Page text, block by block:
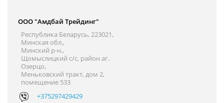
ООО "Амдбай Трейдинг"
Республика Беларусь, 223021,
Минская обл.,
Минский р-н.,
Щомыслицкий с/с, район аг.
Озерцо,
Меньковский тракт, дом 2,
помещение 533
+375297429429